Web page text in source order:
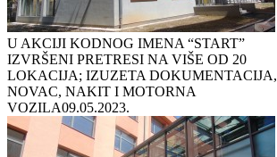
U AKCIJI KODNOG IMENA “START”
IZVRŠENI PRETRESI NA VIŠE OD 20
LOKACIJA; IZUZETA DOKUMENTACIJA,
NOVAC, NAKIT I MOTORNA
VOZILA09.05.2023.